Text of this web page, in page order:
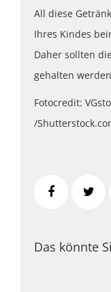
All diese
Ihres Kindes
Daher sollten
gehalten
Fotocredit:
/
Das könnte